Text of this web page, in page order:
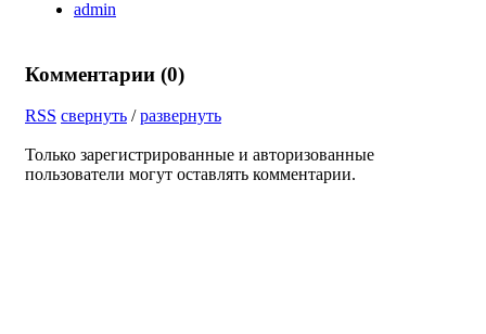
admin
Комментарии (0)
RSS свернуть /развернуть
Только зарегистрированные и авторизованные
пользователи могут оставлять комментарии.